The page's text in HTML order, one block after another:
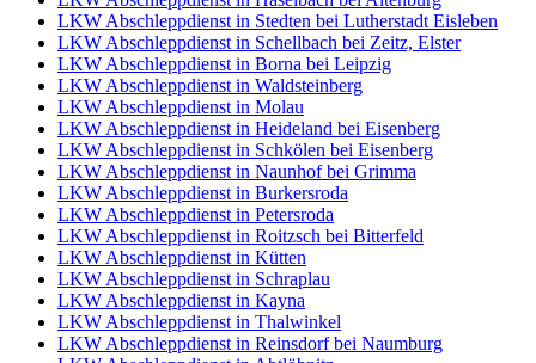
LKW Abschleppdienst in Stedten bei Lutherstadt Eisleben
LKW Abschleppdienst in Schellbach bei Zeitz, Elster
LKW Abschleppdienst in Borna bei Leipzig
LKW Abschleppdienst in Waldsteinberg
LKW Abschleppdienst in Molau
LKW Abschleppdienst in Heideland bei Eisenberg
LKW Abschleppdienst in Schkölen bei Eisenberg
LKW Abschleppdienst in Naunhof bei Grimma
LKW Abschleppdienst in Burkersroda
LKW Abschleppdienst in Petersroda
LKW Abschleppdienst in Roitzsch bei Bitterfeld
LKW Abschleppdienst in Kütten
LKW Abschleppdienst in Schraplau
LKW Abschleppdienst in Kayna
LKW Abschleppdienst in Thalwinkel
LKW Abschleppdienst in Reinsdorf bei Naumburg